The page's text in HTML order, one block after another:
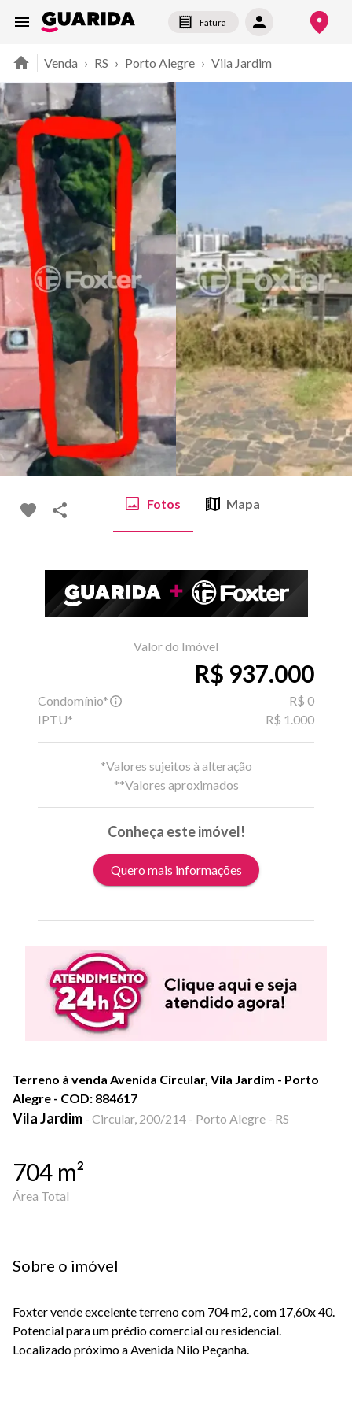
Fatura
Venda › RS › Porto Alegre › Vila Jardim
Fotos Mapa
Valor do Imóvel
R$ 937.000
Condomínio*
R$ 0
IPTU*
R$ 1.000
*Valores sujeitos à alteração
**Valores aproximados
Conheça este imóvel!
Quero mais informações
Terreno à venda Avenida Circular, Vila Jardim - Porto
Alegre - COD: 884617
Vila Jardim - Circular, 200/214 - Porto Alegre - RS
704 m²
Área Total
Sobre o imóvel
Foxter vende excelente terreno com 704 m2, com 17,60x 40.
Potencial para um prédio comercial ou residencial.
Localizado próximo a Avenida Nilo Peçanha.